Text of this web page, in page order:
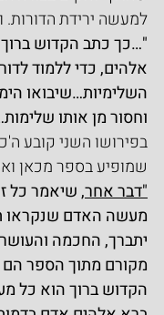
למעשה ירידת הדורות.
"…כך כתב הקדוש
אלהים, כדי ללמוד
השלימיות…שיבואו
וחסור מן אותו
בפירושו השני קובע
שמופיע בספר מכאן
"דבר אחר, שיאמר כל
מעשה האדם שנקראו
יתברך, החכמה
מקורם מתוך הספר
הקדוש ברוך הוא כל